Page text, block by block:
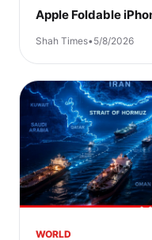
Apple Foldable
Shah Times•5/8/2026
WORLD